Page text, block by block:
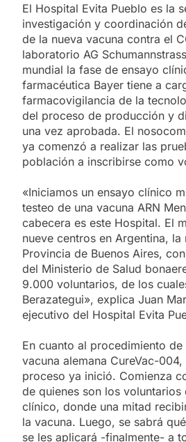
El Hospital Evita Pueblo es la
investigación y coordinación
de la nueva vacuna contra el
laboratorio AG
mundial la fase de ensayo
farmacéutica Bayer tiene a
farmacovigilancia de la
del proceso de producción y
una vez aprobada. El
ya comenzó a realizar las
población a inscribirse como
«Iniciamos un ensayo clínico
testeo de una vacuna ARN
cabecera es este Hospital. El
nueve centros en Argentina, la
Provincia de Buenos Aires,
del Ministerio de Salud
9.000 voluntarios, de los
Berazategui», explica Juan
ejecutivo del Hospital Evita
En cuanto al procedimiento
vacuna alemana CureVac-
proceso ya inició. Comienza
de quienes son los voluntarios
clínico, donde una mitad
la vacuna. Luego, se sabrá
se les aplicará -finalmente- a